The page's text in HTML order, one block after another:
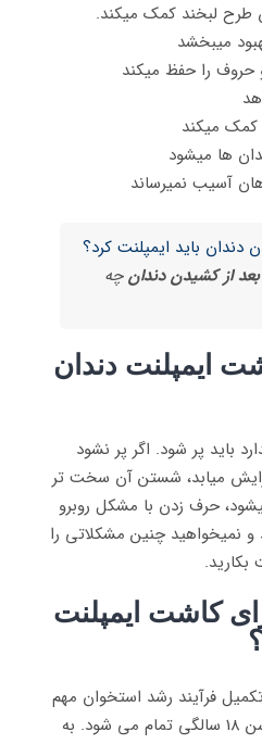
لبخند کمک میکند.
میبخشد
حروف را حفظ میکند
میکند
ها میشود
آسیب نمیرساند
باید ایمپلنت کرد؟
از کشیدن دندانچه
ایمپلنت دندان
باید پر شود. اگر پر نشود
میابد، شستن آن سخت تر
حرف زدن با مشکل روبرو
نمیخواهید چنین مشکلاتی را
بکارید.
کاشت ایمپلنت
فرآیند رشد استخوان مهم
است. این فرآیند احتمالاً تا سن 18 سالگی تمام می شود. به